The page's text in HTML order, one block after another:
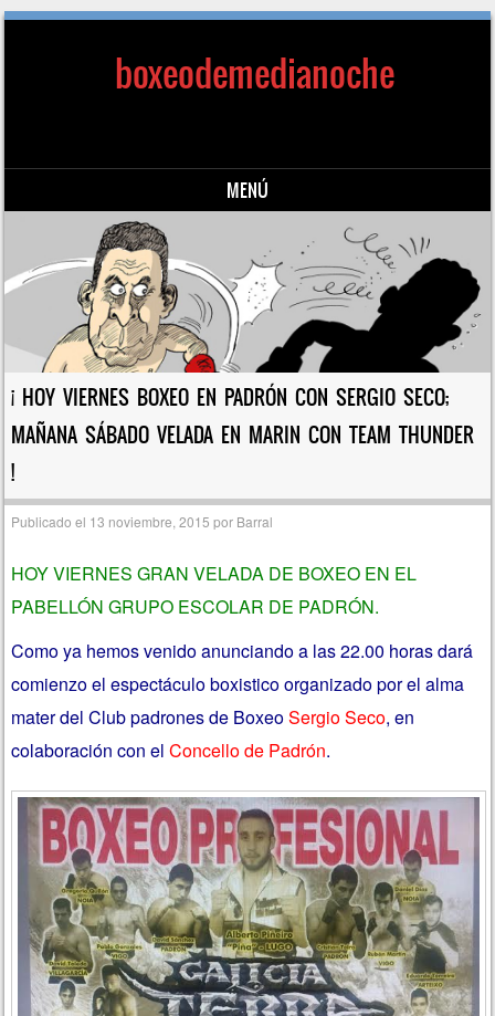
boxeodemedianoche
MENÚ
Saltar al contenido
¡ HOY VIERNES BOXEO EN PADRÓN CON SERGIO SECO;
MAÑANA SÁBADO VELADA EN MARIN CON TEAM THUNDER
!
Publicado el 13 noviembre, 2015 por Barral
HOY VIERNES GRAN VELADA DE BOXEO EN EL
PABELLÓN GRUPO ESCOLAR DE PADRÓN.
Como ya hemos venido anunciando a las 22.00 horas dará
comienzo el espectáculo boxistico organizado por el alma
mater del Club padrones de BoxeoSergio Seco, en
colaboración con elConcello de Padrón.